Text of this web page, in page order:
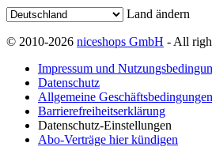
Land ändern
© 2010-2026 niceshops GmbH - All
Impressum und
Datenschutz
Allgemeine
Barrierefreiheitserklärung
Datenschutz-Einstellungen
Abo-Verträge hier kündigen